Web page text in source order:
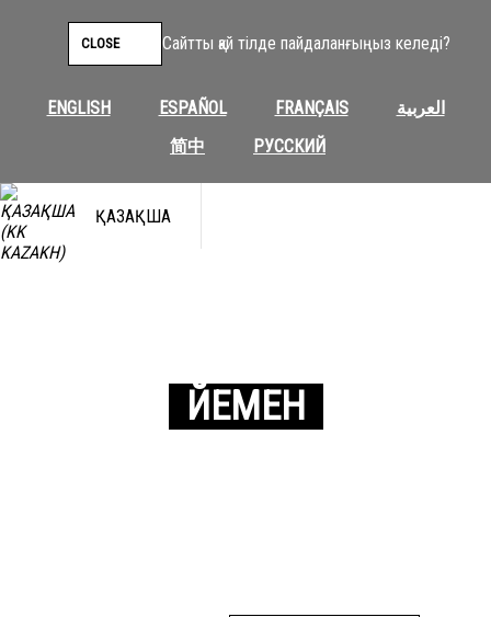
Сайтты қай тілде пайдаланғыңыз келеді?
ENGLISH ESPAÑOL FRANÇAIS
العربية
简中
РУССКИЙ
CLOSE
ҚАЗАҚША
ЙЕМЕН